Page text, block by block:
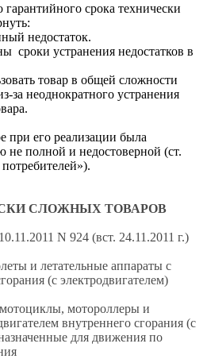
срока технически
недостаток.
сроки устранения недостатков в
товар в общей сложности
за неоднократного устранения
при его реализации была
не полной и недостоверной (ст.
СЛОЖНЫХ ТОВАРОВ
N 924 (вст. 24.11.2011 г.)
и летательные аппараты с
(с электродвигателем)
мотороллеры и
внутреннего сгорания (с
для движения по